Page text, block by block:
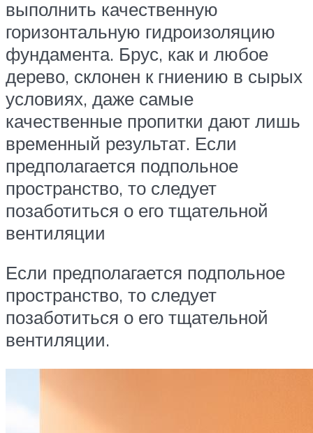
выполнить качественную
горизонтальную гидроизоляцию
фундамента. Брус, как и любое
дерево, склонен к гниению в сырых
условиях, даже самые
качественные пропитки дают лишь
временный результат. Если
предполагается подпольное
пространство, то следует
позаботиться о его тщательной
вентиляции
Если предполагается подпольное
пространство, то следует
позаботиться о его тщательной
вентиляции.